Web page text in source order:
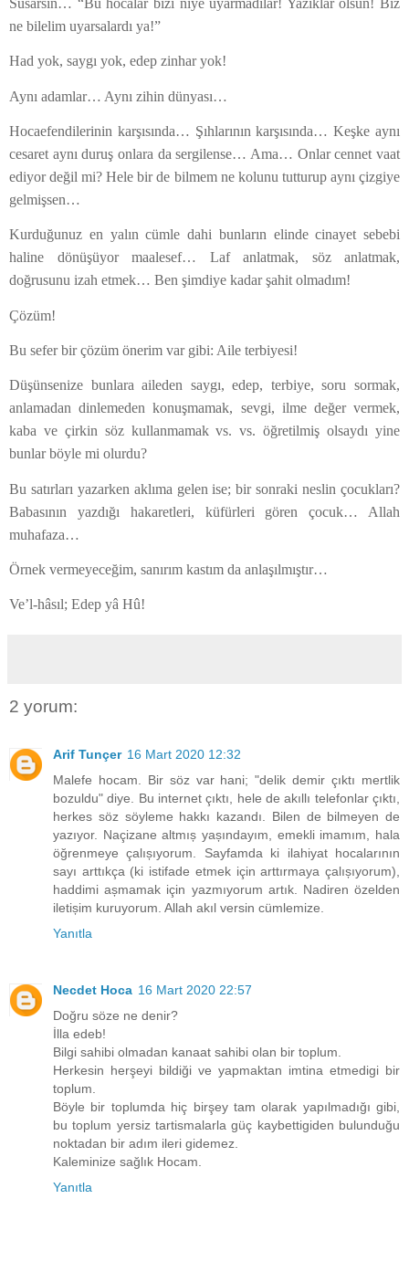
Susarsın… “Bu hocalar bizi niye uyarmadılar! Yazıklar olsun! Biz
ne bilelim uyarsalardı ya!”
Had yok, saygı yok, edep zinhar yok!
Aynı adamlar… Aynı zihin dünyası…
Hocaefendilerinin karşısında… Şıhlarının karşısında… Keşke aynı
cesaret aynı duruş onlara da sergilense… Ama… Onlar cennet vaat
ediyor değil mi? Hele bir de bilmem ne kolunu tutturup aynı çizgiye
gelmişsen…
Kurduğunuz en yalın cümle dahi bunların elinde cinayet sebebi
haline dönüşüyor maalesef… Laf anlatmak, söz anlatmak,
doğrusunu izah etmek… Ben şimdiye kadar şahit olmadım!
Çözüm!
Bu sefer bir çözüm önerim var gibi: Aile terbiyesi!
Düşünsenize bunlara aileden saygı, edep, terbiye, soru sormak,
anlamadan dinlemeden konuşmamak, sevgi, ilme değer vermek,
kaba ve çirkin söz kullanmamak vs. vs. öğretilmiş olsaydı yine
bunlar böyle mi olurdu?
Bu satırları yazarken aklıma gelen ise; bir sonraki neslin çocukları?
Babasının yazdığı hakaretleri, küfürleri gören çocuk… Allah
muhafaza…
Örnek vermeyeceğim, sanırım kastım da anlaşılmıştır…
Ve’l-hâsıl; Edep yâ Hû!
2 yorum:
Arif Tunçer 16 Mart 2020 12:32
Malefe hocam. Bir söz var hani; "delik demir çıktı mertlik
bozuldu" diye. Bu internet çıktı, hele de akıllı telefonlar çıktı,
herkes söz söyleme hakkı kazandı. Bilen de bilmeyen de
yazıyor. Naçizane altmıș yașındayım, emekli imamım, hala
öğrenmeye çalıșıyorum. Sayfamda ki ilahiyat hocalarının
sayı arttıkça (ki istifade etmek için arttırmaya çalıșıyorum),
haddimi așmamak için yazmıyorum artık. Nadiren özelden
iletișim kuruyorum. Allah akıl versin cümlemize.
Yanıtla
Necdet Hoca 16 Mart 2020 22:57
Doğru söze ne denir?
İlla edeb!
Bilgi sahibi olmadan kanaat sahibi olan bir toplum.
Herkesin herşeyi bildiği ve yapmaktan imtina etmedigi bir
toplum.
Böyle bir toplumda hiç birşey tam olarak yapılmadığı gibi,
bu toplum yersiz tartismalarla güç kaybettigiden bulunduğu
noktadan bir adım ileri gidemez.
Kaleminize sağlık Hocam.
Yanıtla